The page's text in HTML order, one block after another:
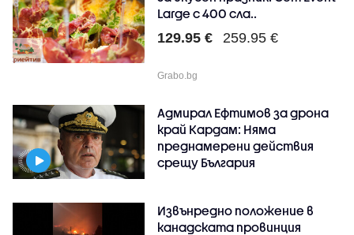
Large с 400 сла..
129.95 € 259.95 €
Grabo.bg
Адмирал Ефтимов за дрона
край Кардам: Няма
преднамерени действия
срещу България
Извънредно положение в
канадската провинция